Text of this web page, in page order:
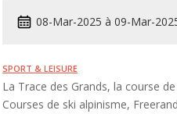
08-Mar-2025 à 09-Mar-
SPORT & LEISURE
La Trace des Grands, la course
Courses de ski alpinisme,